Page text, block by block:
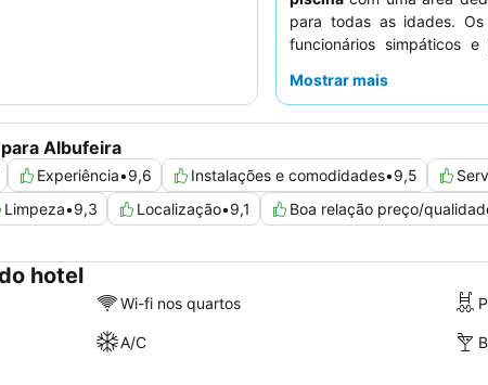
para todas as idades. Os
funcionários simpáticos
com bons preços. Para
Mostrar mais
Albufeira
Experiência•9,6 Instalações e comodidades•9,5
Limpeza•9,3 Localização•9,1 Boa relação preço/
hotel
Wi-fi nos quartos
A/C